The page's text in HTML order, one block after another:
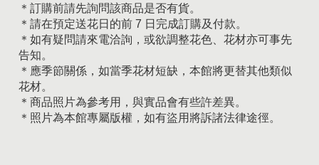
＊訂購前請先詢問該商品是否有貨。
＊請在預定送花日的前 7 日完成訂購及付款。
＊如有疑問請來電洽詢，或欲調整花色、花材亦可事先
告知。
＊應季節關係，如當季花材短缺，本館將更替其他類似
花材。
＊商品照片為參考用，與實品會有些許差異。
＊照片為本館專屬版權，如有盜用將訴諸法律途徑。